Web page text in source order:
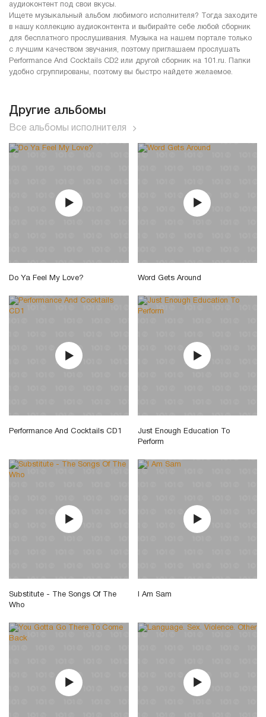
аудиоконтент под свои вкусы.
Ищете музыкальный альбом любимого исполнителя? Тогда заходите
в нашу коллекцию аудиоконтента и выбирайте себе любой сборник
для бесплатного прослушивания. Музыка на нашем портале только
с лучшим качеством звучания, поэтому приглашаем прослушать
Performance And Cocktails CD2 или другой сборник на 101.ru. Папки
удобно сгруппированы, поэтому вы быстро найдете желаемое.
Другие альбомы
Все альбомы исполнителя
Do Ya Feel My Love? Word Gets Around
Performance And Cocktails CD1
Just Enough Education To
Perform
Substitute - The Songs Of The
Who
I Am Sam